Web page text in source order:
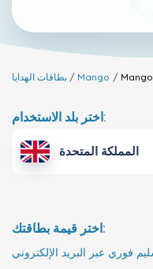
بطاقات الهدايا Mango Mango
اختر بلد الاستخدام:
المملكة المتحدة
اختر قيمة بطاقتك: